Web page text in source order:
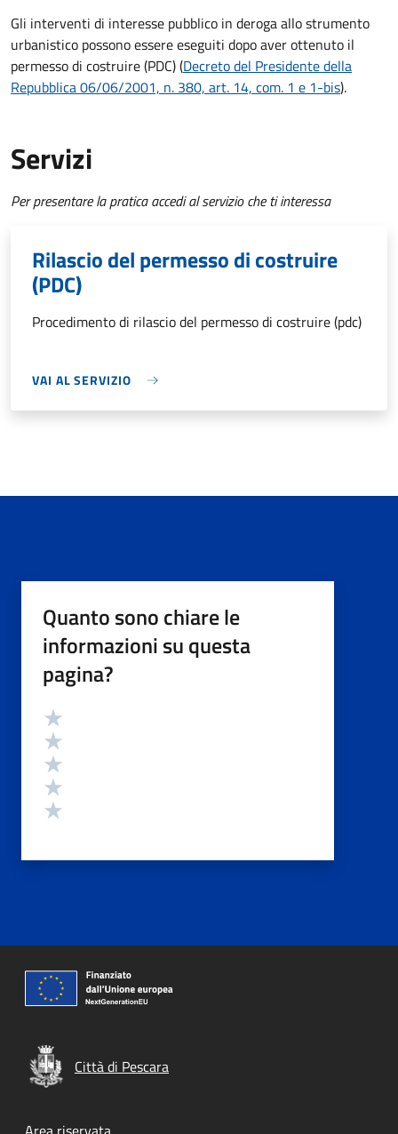
Gli interventi di interesse pubblico in deroga allo strumento
urbanistico possono essere eseguiti dopo aver ottenuto il
permesso di costruire (PDC) (Decreto del Presidente della
Repubblica 06/06/2001, n. 380, art. 14, com. 1 e 1-bis).
Servizi
Per presentare la pratica accedi al servizio che ti interessa
Rilascio del permesso di costruire
(PDC)
Procedimento di rilascio del permesso di costruire (pdc)
VAI AL SERVIZIO
Quanto sono chiare le
informazioni su questa
pagina?
Valutazione
Città di Pescara